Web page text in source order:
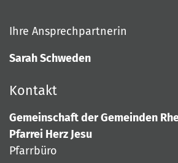
Ihre Ansprechpartnerin
Sarah Schweden
Kontakt
Gemeinschaft der Gemeinden
Pfarrei Herz Jesu
Pfarrbüro